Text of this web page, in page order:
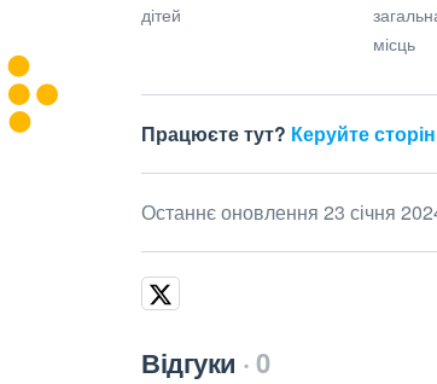
дітей
місць
Працюєте тут? Керуйте
Останнє оновлення 23 січня
Відгуки 0